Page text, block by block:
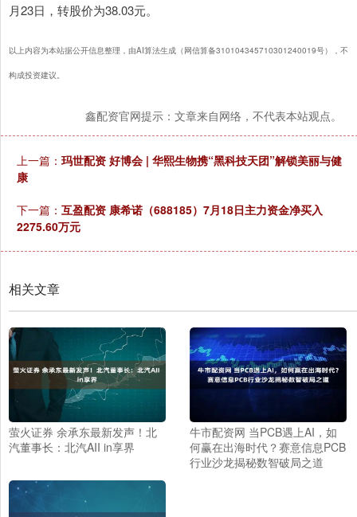
月23日，转股价为38.03元。
以上内容为本站据公开信息整理，由AI算法生成（网信算备310104345710301240019号），不
构成投资建议。
鑫配资官网提示：文章来自网络，不代表本站观点。
上一篇： 玛世配资 好博会 | 华熙生物携“黑科技天团”解锁美丽与健
康
下一篇： 互盈配资 康希诺（688185）7月18日主力资金净买入
2275.60万元
相关文章
萤火证券 余承东最新发声！北
汽董事长：北汽AII in享界
牛市配资网 当PCB遇上AI，如
何赢在出海时代？赛意信息PCB
行业沙龙揭秘数智破局之道